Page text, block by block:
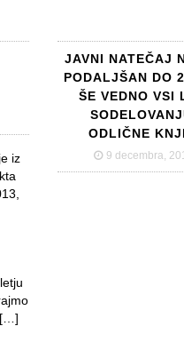
iz
[…]
JAVNI NATEČAJ
PODALJŠAN DO
ŠE VEDNO VSI
ODLIČNE
9 decembra,